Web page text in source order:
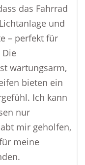
das Fahrrad
und
– perfekt für
Die
wartungsarm,
bieten ein
Ich kann
nur
mir geholfen,
meine